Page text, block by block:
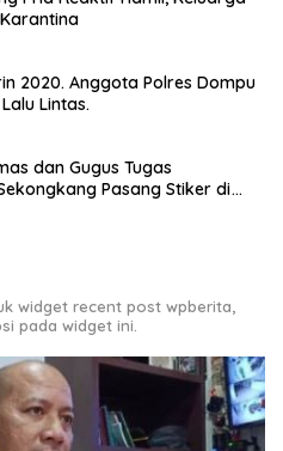
2020. Anggota Polres Dompu
Lintas.
dan Gugus Tugas
Pasang Stiker di
widget recent post wpberita,
pada widget ini.